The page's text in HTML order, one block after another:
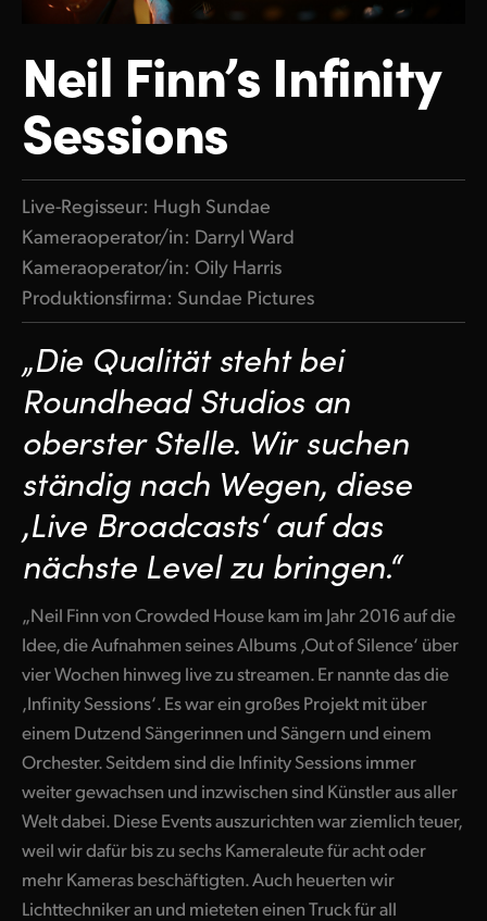
France
Germany
Hong Kong SAR, China
India
Italy
Japan
Korea
Mexico
Malaysia
Netherlands
New Zealand
Norway
Poland
Portugal
South Africa
Spain
Sweden
Chinese Taipei
Neil Finn’s Infinity
Sessions
Live-Regisseur: Hugh Sundae
Kameraoperator/in: Darryl Ward
Kameraoperator/in: Oily Harris
Produktionsfirma: Sundae Pictures
„Die Qualität steht bei
Roundhead Studios an
oberster Stelle. Wir suchen
ständig nach Wegen, diese
,Live Broadcasts‘ auf das
nächste Level zu bringen.“
„Neil Finn von Crowded House kam im Jahr 2016 auf die
Idee, die Aufnahmen seines Albums ,Out of Silence‘ über
vier Wochen hinweg live zu streamen. Er nannte das die
,Infinity Sessions‘. Es war ein großes Projekt mit über
einem Dutzend Sängerinnen und Sängern und einem
Orchester. Seitdem sind die Infinity Sessions immer
weiter gewachsen und inzwischen sind Künstler aus aller
Welt dabei. Diese Events auszurichten war ziemlich teuer,
weil wir dafür bis zu sechs Kameraleute für acht oder
mehr Kameras beschäftigten. Auch heuerten wir
Lichttechniker an und mieteten einen Truck für all